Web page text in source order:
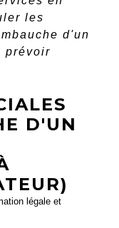
les
d'un
prévoir
D'UN
légale et